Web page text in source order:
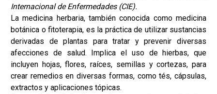
Internacional de Enfermedades (CIE).
La medicina herbaria, también conocida como medicina
botánica o fitoterapia, es la práctica de utilizar sustancias
derivadas de plantas para tratar y prevenir diversas
afecciones de salud. Implica el uso de hierbas, que
incluyen hojas, flores, raíces, semillas y cortezas, para
crear remedios en diversas formas, como tés, cápsulas,
extractos y aplicaciones tópicas.